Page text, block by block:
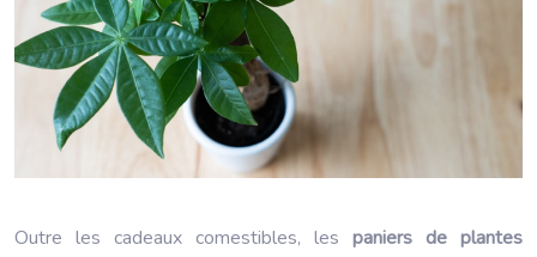
Outre les cadeaux comestibles, les paniers de plantes